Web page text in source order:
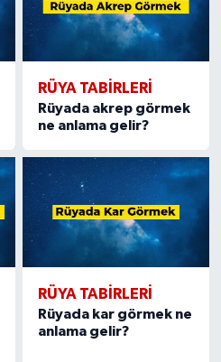
RÜYA TABIRLERI
Rüyada akrep görmek
ne anlama gelir?
RÜYA TABIRLERI
Rüyada kar görmek ne
anlama gelir?